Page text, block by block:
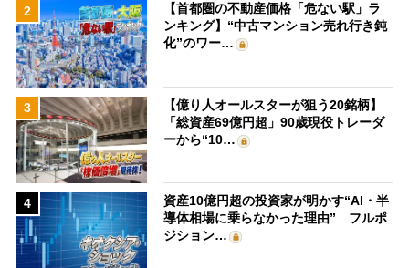
2
【首都圏の不動産価格「危ない駅」ラ
ンキング】“中古マンション売れ行き鈍
化”のワー…
3
【億り人オールスターが狙う20銘柄】
「総資産69億円超」90歳現役トレーダ
ーから“10…
4
資産10億円超の投資家が明かす“AI・半
導体相場に乗らなかった理由” フルポ
ジション…